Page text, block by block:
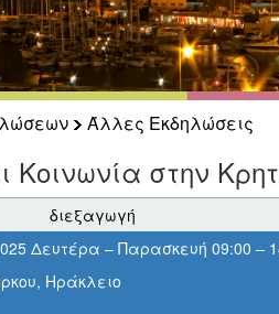
Άλλες Εκδηλώσεις
Κοινωνία στην
διεξαγωγή
Δευτέρα – Παρασκευή 09:00 –
Ηράκλειο